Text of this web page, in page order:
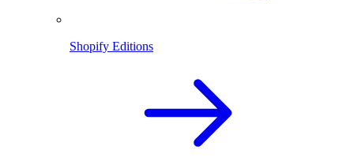
Shopify Editions